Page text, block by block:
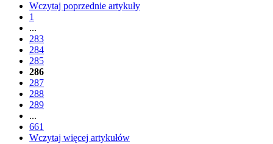
Wczytaj poprzednie artykuły
1
...
283
284
285
286
287
288
289
...
661
Wczytaj więcej artykułów